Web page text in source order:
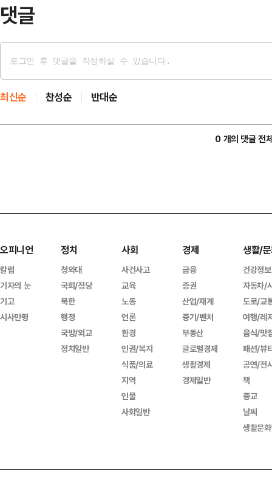
댓글
최신순 찬성순 반대순
0 개의 댓글 전
오피니언
칼럼
기자의 눈
기고
시사만평
정치
청와대
국회/정당
북한
행정
국방/외교
정치일반
사회
사건사고
교육
노동
언론
환경
인권/복지
식품/의료
지역
인물
사회일반
경제
금융
증권
산업/재계
중기/벤처
부동산
글로벌경제
생활경제
경제일반
생활/
건강정보
자동차/
도로/교
여행/레
음식/맛
패션/뷰
공연/전
책
종교
날씨
생활문